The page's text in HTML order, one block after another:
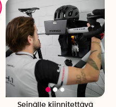
Seinälle kiinnitettävä